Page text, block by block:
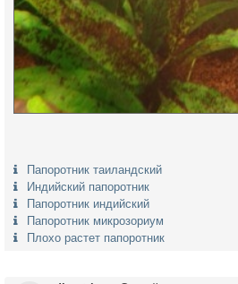
Папоротник таиландский
Индийский папоротник
Папоротник индийский
Папоротник микрозориум
Плохо растет папоротник